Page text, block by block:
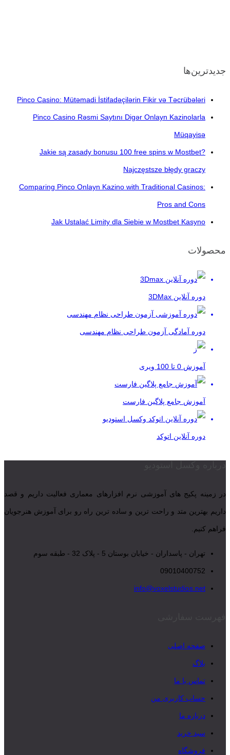
جدیدترین‌ها
Pinco Casino: Mütəmadi İstifadəçilərin Fikir və Təcrübələri
Pinco Casino Rəsmi Saytını Digər Onlayn Kazinolarla
Müqayisə
Jakie są zasady bonusu 100 free spins w Mostbet?
Najczęstsze błędy graczy
Comparing Pinco Onlayn Kazino with Traditional Casinos:
Pros and Cons
Jak Ustalać Limity dla Siebie w Mostbet Kasyno
محصولات
دوره آنلاین 3DMax
دوره آمادگی آزمون طراحی نظام مهندسی
آموزش 0 تا 100 ویری
آموزش جامع پلاگین فارست
دوره آنلاین اتوکد
در زمینه پکیج های آموزشی نرم افزارهای معماری فعالیت داریم و قصد
داریم بهترین متد و راحت ترین و ساده ترین راه رو برای آموزش هنرجویان
فراهم کنیم.
تهران - پاسداران - خیابان بوستان 5 - پلاک 32 - طبقه سوم
09010400752
info@voxelstudios.net
صفحه اصلی
بلاگ
تماس با ما
حساب کاربری من
درباره ما
سبد خرید
فروشگاه